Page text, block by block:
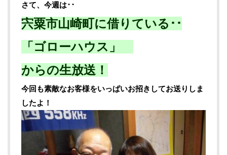
さて、今週は･･
宍粟市山崎町に借りている･･
「ゴローハウス」
からの生放送！
今回も素敵なお客様をいっぱいお招きしてお送りしま
したよ！